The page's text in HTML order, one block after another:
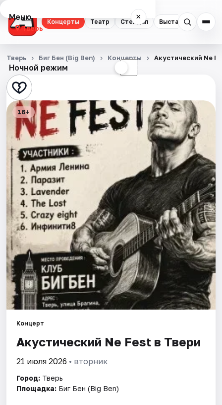
Концерты Театр Стендап Выставки
Меню ×
Тверь
Концерты
Театр
Стендап
Выставки
Квесты
Экскурсии
Спорт
События
Города
Площадки
Артисты
Ночной режим ☾
Тверь Биг Бен (Big Ben) Концерты Акустический Ne
16+
Концерт
Акустический Ne Fest в Твери
21 июля 2026 • вторник
Город: Тверь
Площадка: Биг Бен (Big Ben)